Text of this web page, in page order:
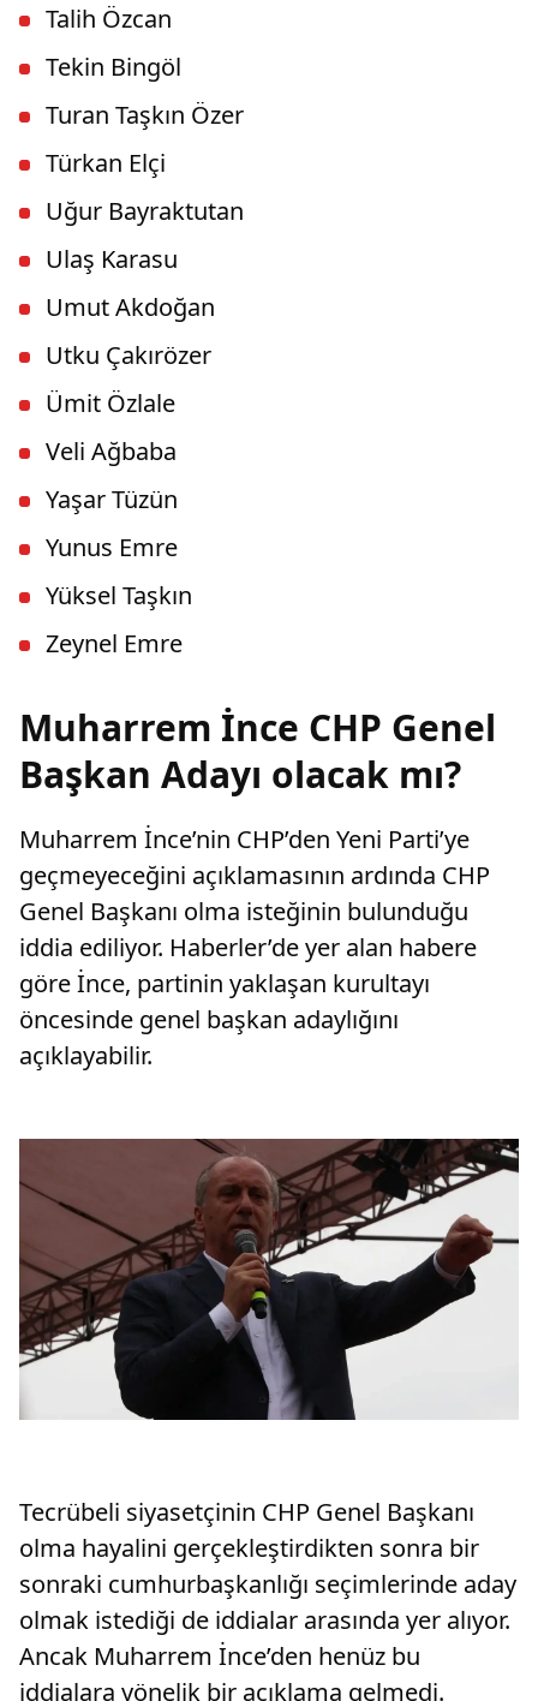
Talih Özcan
Tekin Bingöl
Turan Taşkın Özer
Türkan Elçi
Uğur Bayraktutan
Ulaş Karasu
Umut Akdoğan
Utku Çakırözer
Ümit Özlale
Veli Ağbaba
Yaşar Tüzün
Yunus Emre
Yüksel Taşkın
Zeynel Emre
Muharrem İnce CHP Genel
Başkan Adayı olacak mı?
Muharrem İnce’nin CHP’den Yeni Parti’ye
geçmeyeceğini açıklamasının ardında CHP
Genel Başkanı olma isteğinin bulunduğu
iddia ediliyor. Haberler’de yer alan habere
göre İnce, partinin yaklaşan kurultayı
öncesinde genel başkan adaylığını
açıklayabilir.
Tecrübeli siyasetçinin CHP Genel Başkanı
olma hayalini gerçekleştirdikten sonra bir
sonraki cumhurbaşkanlığı seçimlerinde aday
olmak istediği de iddialar arasında yer alıyor.
Ancak Muharrem İnce’den henüz bu
iddialara yönelik bir açıklama gelmedi.